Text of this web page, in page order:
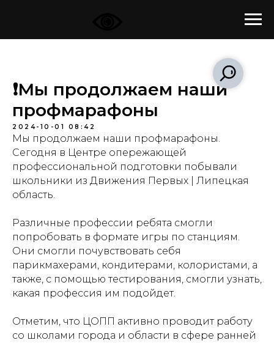
❗Мы продолжаем наши
профмарафоны
2024-10-01 08:42
Мы продолжаем наши профмарафоны.
Сегодня в Центре опережающей
профессиональной подготовки побывали
школьники из Движения Первых | Липецкая
область.
Различные профессии ребята смогли
попробовать в формате игры по станциям.
Они смогли почувствовать себя
парикмахерами, кондитерами, колористами, а
также, с помощью тестирования, смогли узнать,
какая профессия им подойдет.
Отметим, что ЦОПП активно проводит работу
со школами города и области в сфере ранней